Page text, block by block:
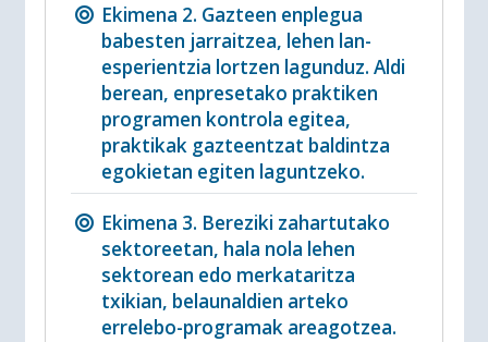
Ekimena 2. Gazteen enplegua
babesten jarraitzea, lehen lan-
esperientzia lortzen lagunduz. Aldi
berean, enpresetako praktiken
programen kontrola egitea,
praktikak gazteentzat baldintza
egokietan egiten laguntzeko.
Ekimena 3. Bereziki zahartutako
sektoreetan, hala nola lehen
sektorean edo merkataritza
txikian, belaunaldien arteko
errelebo-programak areagotzea.